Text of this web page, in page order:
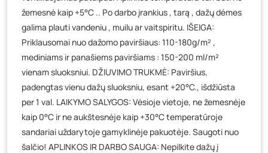
žemesnė kaip +5°C .. Po darbo įrankius , tarą , dažų dėmes
galima plauti vandeniu , muilu ar vaitspiritu. IŠEIGA:
Priklausomai nuo dažomo paviršiaus: 110-180g/m² ,
mediniams ir panašiems paviršiams : 150-200 ml/m²
vienam sluoksniui. DŽIUVIMO TRUKMĖ: Paviršius,
padengtas vienu dažų sluoksniu, esant +20°C., išdžiūsta
per 1 val. LAIKYMO SALYGOS: Vėsioje vietoje, ne žemesnėje
kaip 0°C ir ne aukštesnėje kaip +30°C temperatūroje
sandariai uždarytoje gamyklinėje pakuotėje. Saugoti nuo
šalčio! APLINKOS IR DARBO SAUGA: Nepilkite dažų į